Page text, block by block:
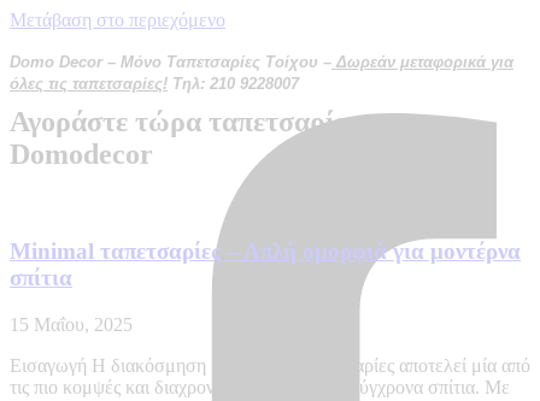
Μετάβαση στο περιεχόμενο
Domo Decor – Μόνο Ταπετσαρίες Τοίχου – Δωρεάν μεταφορικά για
όλες τις ταπετσαρίες! Τηλ: 210 9228007
Αγοράστε τώρα ταπετσαρία στο
Domodecor
Minimal ταπετσαρίες – Απλή ομορφιά για μοντέρνα
σπίτια
15 Μαΐου, 2025
Εισαγωγή Η διακόσμηση με minimal ταπετσαρίες αποτελεί μία από
τις πιο κομψές και διαχρονικές επιλογές για σύγχρονα σπίτια. Με